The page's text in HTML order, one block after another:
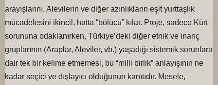
arayışlarını, Alevilerin ve diğer azınlıkların eşit yurttaşlık
mücadelesini ikincil, hatta “bölücü” kılar. Proje, sadece Kürt
sorununa odaklanırken, Türkiye’deki diğer etnik ve inanç
gruplarının (Araplar, Aleviler, vb.) yaşadığı sistemik sorunlara
dair tek bir kelime etmemesi, bu “milli birlik” anlayışının ne
kadar seçici ve dışlayıcı olduğunun kanıtıdır. Mesele,